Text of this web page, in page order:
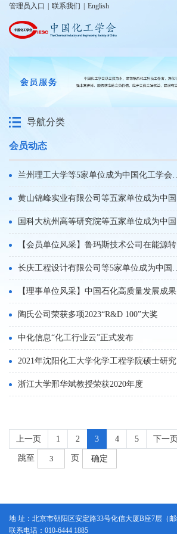
管理员入口 联系我们 English
导航分类
会员动态
兰州理工大学等5家
长庆工程设计有限公司
陶氏公司荣获多项2023“R&D 100”大奖
中化信息“化工行业云”正式发布
浙江大学邢华斌教授荣获2020年度
上一页 1 2 3 4 5 下一页
跳至 页 确定
地 址：北京市朝阳区安定路33号化信大厦B座7层（邮
联系电话：010-6444 1885